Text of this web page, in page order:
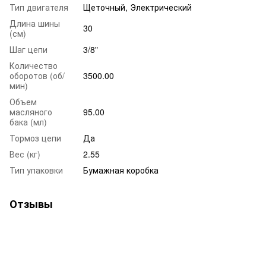
Тип двигателя
Щеточный, Электрический
Длина шины
(см)
30
Шаг цепи
3/8"
Количество
оборотов (об/
мин)
3500.00
Объем
масляного
бака (мл)
95.00
Тормоз цепи
Да
Вес (кг)
2.55
Тип упаковки
Бумажная коробка
Отзывы